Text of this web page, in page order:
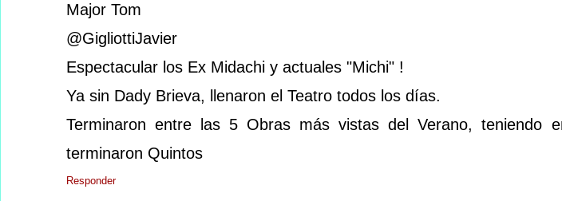
Major Tom
@GigliottiJavier
Espectacular los Ex Midachi y actuales "Michi" !
Ya sin Dady Brieva, llenaron el Teatro todos los días.
Terminaron entre las 5 Obras más vistas del Verano, teniendo
terminaron Quintos
Responder